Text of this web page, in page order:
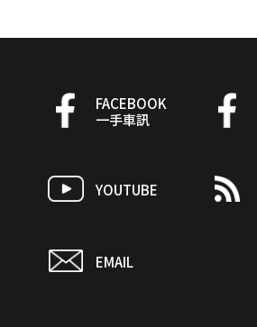
FACEBOOK
一手車訊
YOUTUBE
EMAIL